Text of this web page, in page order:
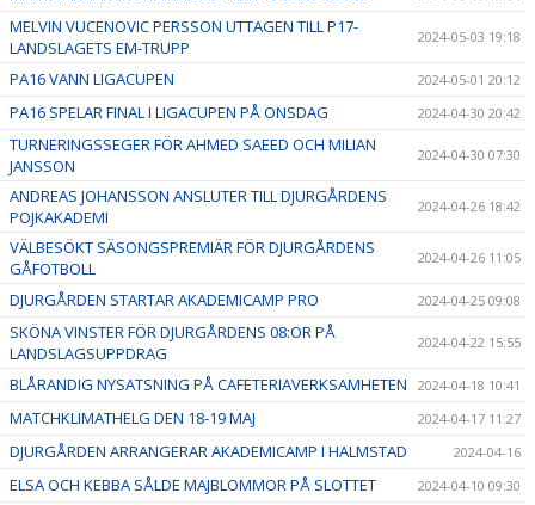
MELVIN VUCENOVIC PERSSON UTTAGEN TILL P17-
LANDSLAGETS EM-TRUPP
2024-05-03 19:18
PA16 VANN LIGACUPEN 2024-05-01 20:12
PA16 SPELAR FINAL I LIGACUPEN PÅ ONSDAG 2024-04-30 20:42
TURNERINGSSEGER FÖR AHMED SAEED OCH MILIAN
JANSSON
2024-04-30 07:30
ANDREAS JOHANSSON ANSLUTER TILL DJURGÅRDENS
POJKAKADEMI
2024-04-26 18:42
VÄLBESÖKT SÄSONGSPREMIÄR FÖR DJURGÅRDENS
GÅFOTBOLL
2024-04-26 11:05
DJURGÅRDEN STARTAR AKADEMICAMP PRO 2024-04-25 09:08
SKÖNA VINSTER FÖR DJURGÅRDENS 08:OR PÅ
LANDSLAGSUPPDRAG
2024-04-22 15:55
BLÅRANDIG NYSATSNING PÅ CAFETERIAVERKSAMHETEN 2024-04-18 10:41
MATCHKLIMATHELG DEN 18-19 MAJ 2024-04-17 11:27
DJURGÅRDEN ARRANGERAR AKADEMICAMP I HALMSTAD 2024-04-16
ELSA OCH KEBBA SÅLDE MAJBLOMMOR PÅ SLOTTET 2024-04-10 09:30